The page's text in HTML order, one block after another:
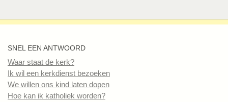
SNEL EEN ANTWOORD
Waar staat de kerk?
Ik wil een kerkdienst bezoeken
We willen ons kind laten dopen
Hoe kan ik katholiek worden?